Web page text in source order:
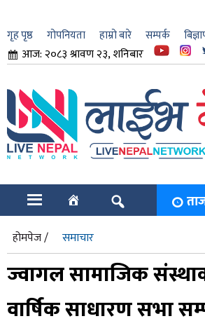
गृह पृष्ठ गोपनियता हाम्रो बारे सम्पर्क
आज: २०८३ श्रावण २३, शनिबार
होमपेज / समाचार
ज्वागल सामाजिक
वार्षिक साधारण सभा